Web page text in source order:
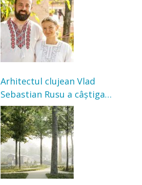
cultivă legume în grădina
bunicilor
Arhitectul clujean Vlad
Sebastian Rusu a câștigat
concursul pentru
transformarea Grădinii
Casei Universitarilor